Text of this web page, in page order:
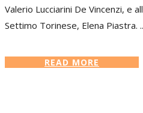
Valerio Lucciarini De Vincenzi, e
Settimo Torinese, Elena Piastra.
READ MORE